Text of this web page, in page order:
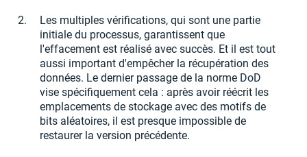
Les multiples vérifications, qui sont une partie
initiale du processus, garantissent que
l'effacement est réalisé avec succès. Et il est tout
aussi important d'empêcher la récupération des
données. Le dernier passage de la norme DoD
vise spécifiquement cela : après avoir réécrit les
emplacements de stockage avec des motifs de
bits aléatoires, il est presque impossible de
restaurer la version précédente.